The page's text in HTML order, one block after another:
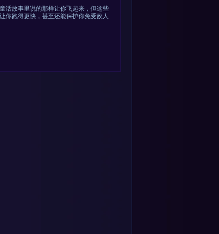
话故事里说的那样让你飞起来，但这些
你跑得更快，甚至还能保护你免受敌人